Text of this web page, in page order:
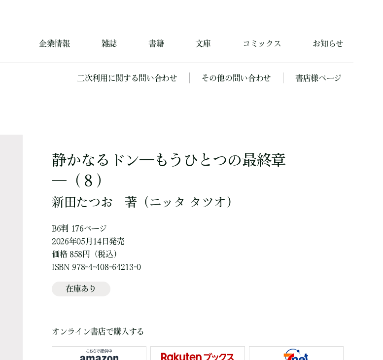
企業情報 雑誌 書籍 文庫 コミックス お知らせ
二次利用に関する問い合わせ その他の問い合わせ 書店様ページ
静かなるドン―もうひとつの最終章
―（８）
新田たつお 著 （ニッタ タツオ）
B6判 176ページ
2026年05月14日発売
価格 858円（税込）
ISBN 978-4-408-64213-0
在庫あり
オンライン書店で購入する